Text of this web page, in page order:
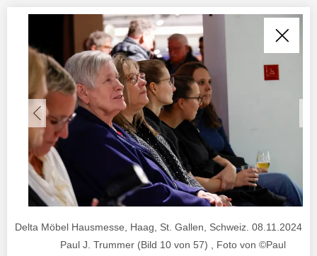
Delta Möbel Hausmesse, Haag, St. Gallen, Schweiz. 08.11.2024.
Paul J. Trummer (Bild 10 von 57) , Foto von ©Paul